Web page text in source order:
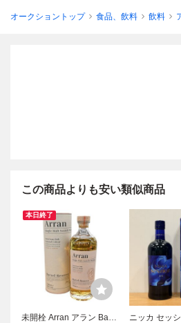
オークショントップ 食品、飲料 飲料
この商品よりも安い類似商品
本日終了
未開栓 Arran アラン Barr
ニッカ セッ